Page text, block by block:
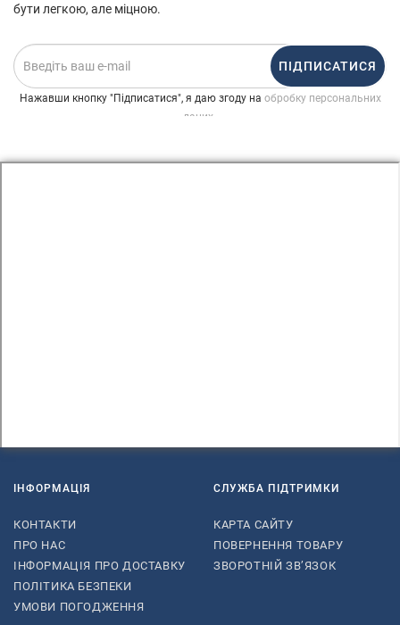
бути легкою, але міцною.
ПІДПИСАТИСЯ
Нажавши кнопку "Підписатися", я даю згоду на обробку персональних
даних
ІНФОРМАЦІЯ
КОНТАКТИ
ПРО НАС
ІНФОРМАЦІЯ ПРО ДОСТАВКУ
ПОЛІТИКА БЕЗПЕКИ
УМОВИ ПОГОДЖЕННЯ
СЛУЖБА ПІДТРИМКИ
КАРТА САЙТУ
ПОВЕРНЕННЯ ТОВАРУ
ЗВОРОТНІЙ ЗВ’ЯЗОК